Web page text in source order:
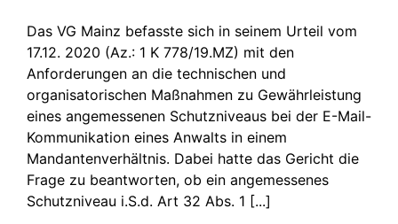
Das VG Mainz befasste sich in seinem Urteil vom
17.12. 2020 (Az.: 1 K 778/19.MZ) mit den
Anforderungen an die technischen und
organisatorischen Maßnahmen zu Gewährleistung
eines angemessenen Schutzniveaus bei der E-Mail-
Kommunikation eines Anwalts in einem
Mandantenverhältnis. Dabei hatte das Gericht die
Frage zu beantworten, ob ein angemessenes
Schutzniveau i.S.d. Art 32 Abs. 1 [...]